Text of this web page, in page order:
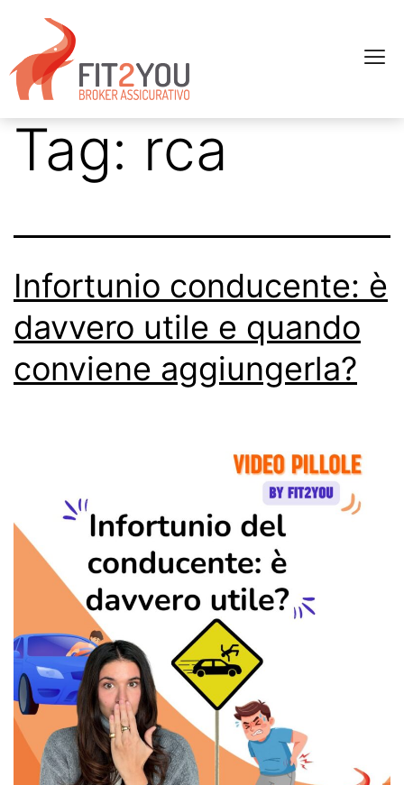
Tag: rca
Infortunio conducente: è
davvero utile e quando
conviene aggiungerla?